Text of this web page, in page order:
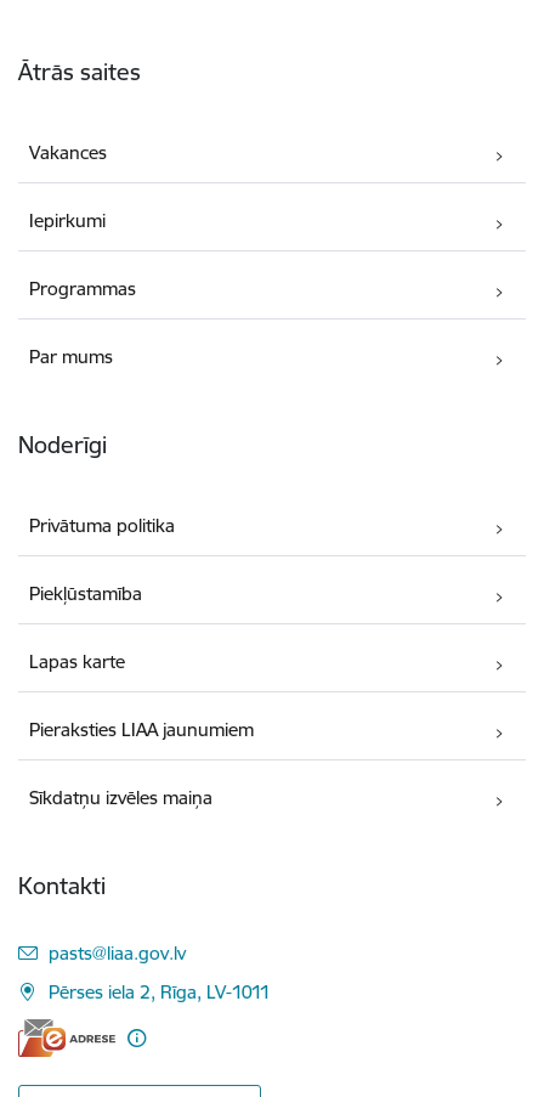
Ātrās saites
Vakances
Iepirkumi
Programmas
Par mums
Noderīgi
Privātuma politika
Piekļūstamība
Lapas karte
Pieraksties LIAA jaunumiem
Sīkdatņu izvēles maiņa
Kontakti
E-pasts:
pasts@liaa.gov.lv
Pērses iela 2, Rīga, LV-1011